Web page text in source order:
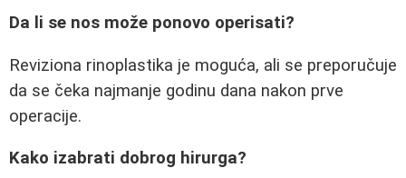
Da li se nos može ponovo operisati?
Reviziona rinoplastika je moguća, ali se preporučuje
da se čeka najmanje godinu dana nakon prve
operacije.
Kako izabrati dobrog hirurga?